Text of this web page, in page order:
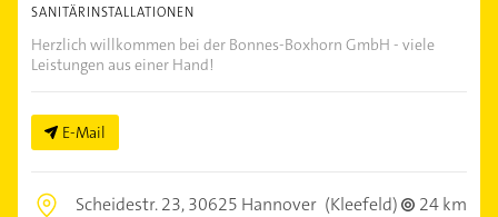
SANITÄRINSTALLATIONEN
Herzlich willkommen bei der Bonnes-Boxhorn GmbH - viele
Leistungen aus einer Hand!
E-Mail
Scheidestr. 23,30625 Hannover (Kleefeld)
24 km